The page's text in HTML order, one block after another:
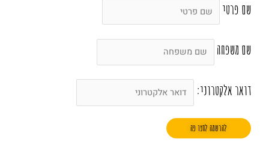
שם פרטי
שם משפחה
דואר אלקטרוני: